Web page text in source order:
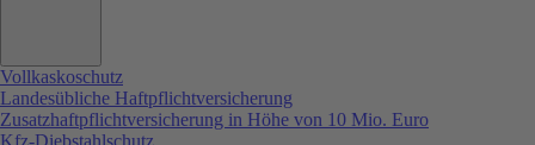
Vollkaskoschutz
Landesübliche Haftpflichtversicherung
Zusatzhaftpflichtversicherung in Höhe von 10 Mio. Euro
Kfz-Diebstahlschutz